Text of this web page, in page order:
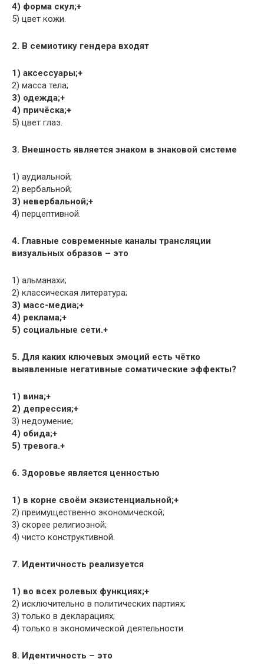
4) форма скул;+
5) цвет кожи.
2. В семиотику гендера входят
1) аксессуары;+
2) масса тела;
3) одежда;+
4) причёска;+
5) цвет глаз.
3. Внешность является знаком в знаковой системе
1) аудиальной;
2) вербальной;
3) невербальной;+
4) перцептивной.
4. Главные современные каналы трансляции
визуальных образов – это
1) альманахи;
2) классическая литература;
3) масс-медиа;+
4) реклама;+
5) социальные сети.+
5. Для каких ключевых эмоций есть чётко
выявленные негативные соматические эффекты?
1) вина;+
2) депрессия;+
3) недоумение;
4) обида;+
5) тревога.+
6. Здоровье является ценностью
1) в корне своём экзистенциальной;+
2) преимущественно экономической;
3) скорее религиозной;
4) чисто конструктивной.
7. Идентичность реализуется
1) во всех ролевых функциях;+
2) исключительно в политических партиях;
3) только в декларациях;
4) только в экономической деятельности.
8. Идентичность – это